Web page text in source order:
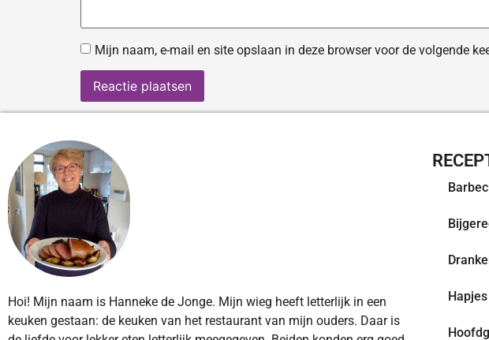
Mijn naam, e-mail en site opslaan in deze browser voor de volgende
Hoi! Mijn naam is Hanneke de Jonge. Mijn wieg heeft letterlijk in een
keuken gestaan: de keuken van het restaurant van mijn ouders. Daar is
Hapjes